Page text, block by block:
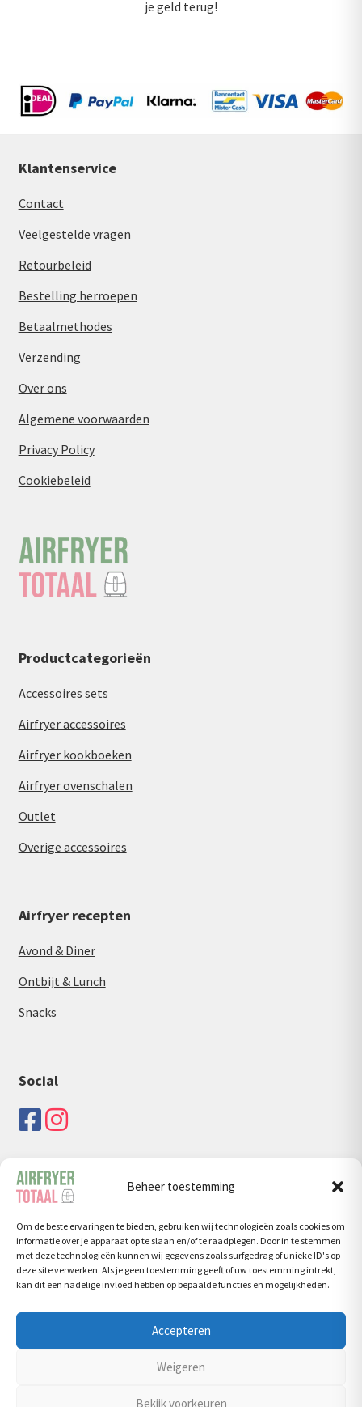
Beheer toestemming
Om de beste ervaringen te bieden, gebruiken wij technologieën zoals cookies om
informatie over je apparaat op te slaan en/of te raadplegen. Door in te stemmen
met deze technologieën kunnen wij gegevens zoals surfgedrag of unieke ID's op
deze site verwerken. Als je geen toestemming geeft of uw toestemming intrekt,
kan dit een nadelige invloed hebben op bepaalde functies en mogelijkheden.
Accepteren
Weigeren
Bekijk voorkeuren
je geld terug!
Klantenservice
Contact
Veelgestelde vragen
Retourbeleid
Bestelling herroepen
Betaalmethodes
Verzending
Over ons
Algemene voorwaarden
Privacy Policy
Cookiebeleid
Productcategorieën
Accessoires sets
Airfryer accessoires
Airfryer kookboeken
Airfryer ovenschalen
Outlet
Overige accessoires
Airfryer recepten
Avond & Diner
Ontbijt & Lunch
Snacks
Social
Zoeken
Zoeken
naar:
Zoeken
© Airfryertotaal.nl 2026